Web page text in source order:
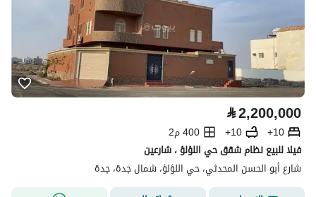
⃁2,200,000
10+
10+
400 م2
فيلا للبيع نظام شقق حي اللؤلؤ ، شارعين
شارع أبو الحسن المحدثي، حي اللؤلؤ، شمال جدة، جدة